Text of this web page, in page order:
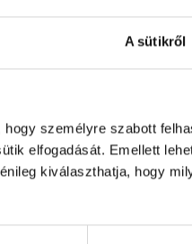
A sütikről
személyre szabott
elfogadását. Emellett
kiválaszthatja, hogy